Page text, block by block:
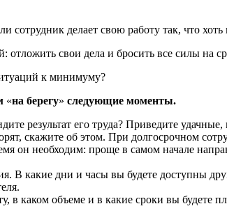
сотрудник делает свою работу так, что
отложить свои дела и бросить все силы на
к минимуму?
«на берегу» следующие моменты.
результат его труда? Приведите
скажите об этом. При долгосрочном
он необходим: проще в самом начале
В какие дни и часы вы будете доступны
в каком объеме и в какие сроки вы будете